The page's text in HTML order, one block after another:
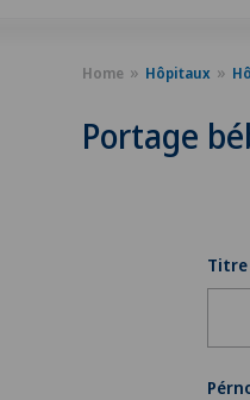
Home Hôpitaux
Portage
Titre